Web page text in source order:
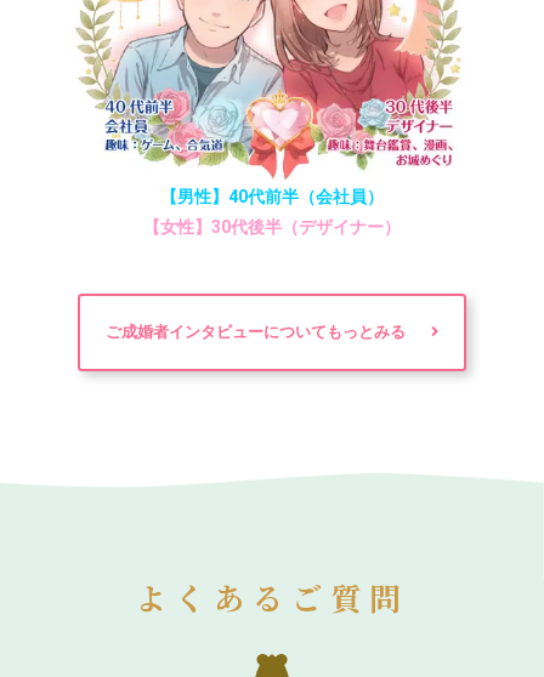
【男性】40代前半（会社員）
【女性】30代後半（デザイナー）
ご成婚者インタビューについてもっとみる
よくあるご質問